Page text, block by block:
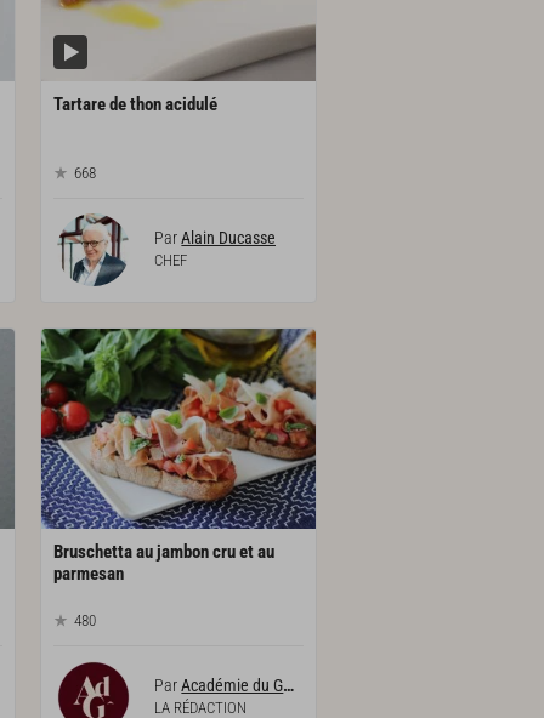
Tartaredethonacidulé
668
ParAlain Ducasse
CHEF
Bruschetta au jambon cru et au
parmesan
480
ParAcadémie du Goût
LA RÉDACTION